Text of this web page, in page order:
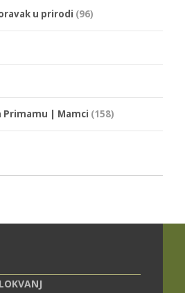
u prirodi (96)
| Mamci (158)